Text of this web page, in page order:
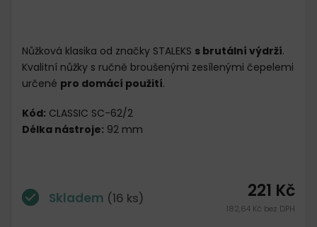
221 Kč
182,64 Kč bez DPH
Skladem (16 ks)
Nůžková klasika od značky STALEKS s brutální výdrží.
Kvalitní nůžky s ručně broušenými zesílenými čepelemi
určené pro domácí použití.
Kód: CLASSIC SC-62/2
Délka nástroje: 92 mm